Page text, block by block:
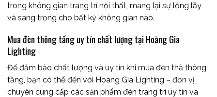
trong không gian trang trí nội thất, mang lại sự lộng lẫy
và sang trọng cho bất kỳ không gian nào.
Mua đèn thông tầng uy tín chất lượng tại Hoàng Gia
Lighting
Để đảm bảo chất lượng và uy tín khi mua đèn thả thông
tầng, bạn có thể đến với Hoàng Gia Lighting – đơn vị
chuyên cung cấp các sản phẩm đèn trang trí uy tín và